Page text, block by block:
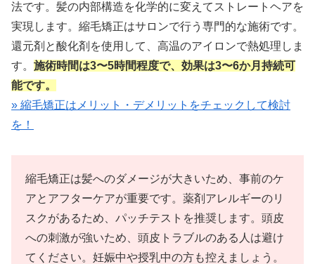
法です。髪の内部構造を化学的に変えてストレートヘアを
実現します。縮毛矯正はサロンで行う専門的な施術です。
還元剤と酸化剤を使用して、高温のアイロンで熱処理しま
す。 施術時間は3〜5時間程度で、効果は3〜6か月持続可
能です。
» 縮毛矯正はメリット・デメリットをチェックして検討
を！
縮毛矯正は髪へのダメージが大きいため、事前のケ
アとアフターケアが重要です。薬剤アレルギーのリ
スクがあるため、パッチテストを推奨します。頭皮
への刺激が強いため、頭皮トラブルのある人は避け
てください。妊娠中や授乳中の方も控えましょう。